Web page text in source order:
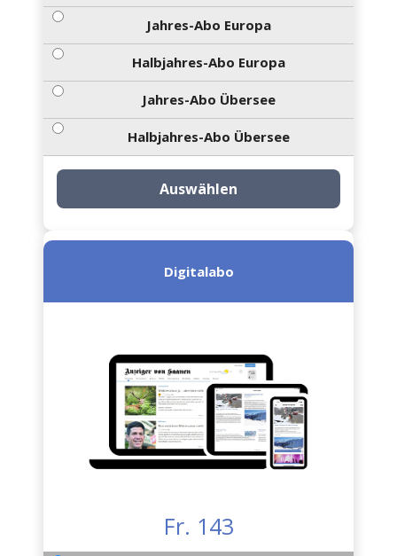
Jahres-Abo Europa
Halbjahres-Abo Europa
Jahres-Abo Übersee
Halbjahres-Abo Übersee
Auswählen
Digitalabo
Fr. 143